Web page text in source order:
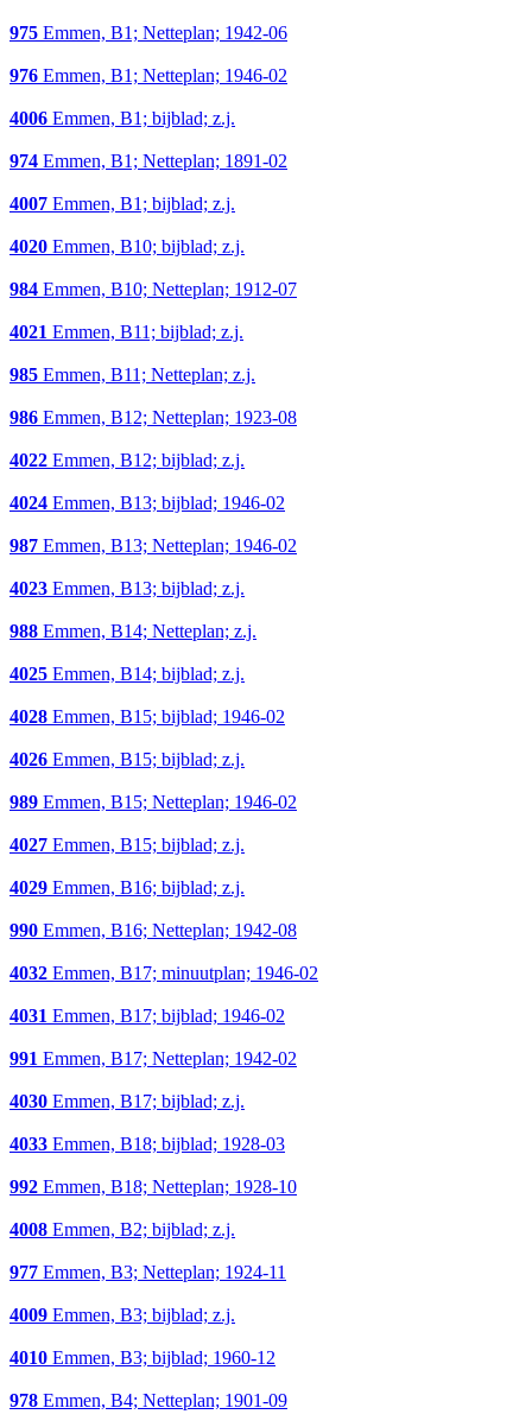
975 Emmen, B1; Netteplan; 1942-06
976 Emmen, B1; Netteplan; 1946-02
4006 Emmen, B1; bijblad; z.j.
974 Emmen, B1; Netteplan; 1891-02
4007 Emmen, B1; bijblad; z.j.
4020 Emmen, B10; bijblad; z.j.
984 Emmen, B10; Netteplan; 1912-07
4021 Emmen, B11; bijblad; z.j.
985 Emmen, B11; Netteplan; z.j.
986 Emmen, B12; Netteplan; 1923-08
4022 Emmen, B12; bijblad; z.j.
4024 Emmen, B13; bijblad; 1946-02
987 Emmen, B13; Netteplan; 1946-02
4023 Emmen, B13; bijblad; z.j.
988 Emmen, B14; Netteplan; z.j.
4025 Emmen, B14; bijblad; z.j.
4028 Emmen, B15; bijblad; 1946-02
4026 Emmen, B15; bijblad; z.j.
989 Emmen, B15; Netteplan; 1946-02
4027 Emmen, B15; bijblad; z.j.
4029 Emmen, B16; bijblad; z.j.
990 Emmen, B16; Netteplan; 1942-08
4032 Emmen, B17; minuutplan; 1946-02
4031 Emmen, B17; bijblad; 1946-02
991 Emmen, B17; Netteplan; 1942-02
4030 Emmen, B17; bijblad; z.j.
4033 Emmen, B18; bijblad; 1928-03
992 Emmen, B18; Netteplan; 1928-10
4008 Emmen, B2; bijblad; z.j.
977 Emmen, B3; Netteplan; 1924-11
4009 Emmen, B3; bijblad; z.j.
4010 Emmen, B3; bijblad; 1960-12
978 Emmen, B4; Netteplan; 1901-09